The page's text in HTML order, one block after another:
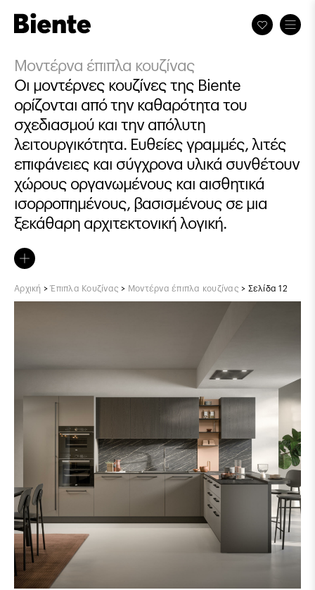
Μοντέρνα έπιπλα κουζίνας
Οι μοντέρνες κουζίνες της Biente
ορίζονται από την καθαρότητα του
σχεδιασμού και την απόλυτη
λειτουργικότητα. Ευθείες γραμμές, λιτές
επιφάνειες και σύγχρονα υλικά συνθέτουν
χώρους οργανωμένους και αισθητικά
ισορροπημένους, βασισμένους σε μια
ξεκάθαρη αρχιτεκτονική λογική.
Αρχική >Έπιπλα Κουζίνας > Μοντέρνα έπιπλα κουζίνας > Σελίδα 12